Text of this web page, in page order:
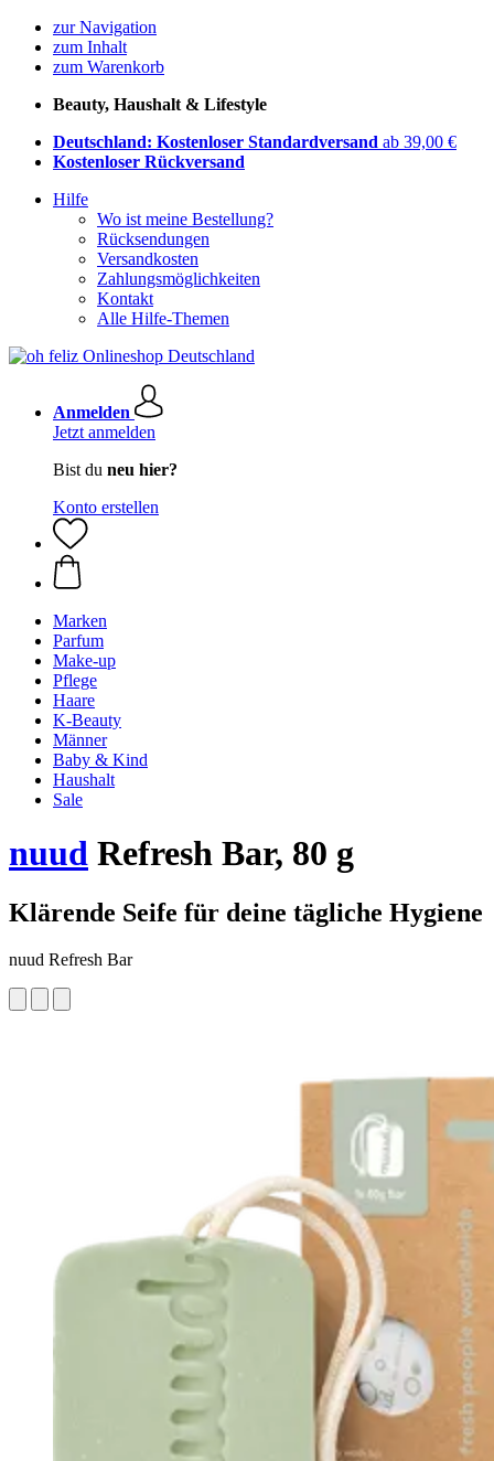
zur Navigation
zum Inhalt
zum Warenkorb
Beauty, Haushalt & Lifestyle
Deutschland: Kostenloser Standardversand ab 39,00 €
Kostenloser Rückversand
Hilfe
Wo ist meine Bestellung?
Rücksendungen
Versandkosten
Zahlungsmöglichkeiten
Kontakt
Alle Hilfe-Themen
Anmelden
Jetzt anmelden
Bist du neu hier?
Konto erstellen
Marken
Parfum
Make-up
Pflege
Haare
K-Beauty
Männer
Baby & Kind
Haushalt
Sale
nuud Refresh Bar, 80 g
Klärende Seife für deine tägliche Hygiene
nuud Refresh Bar